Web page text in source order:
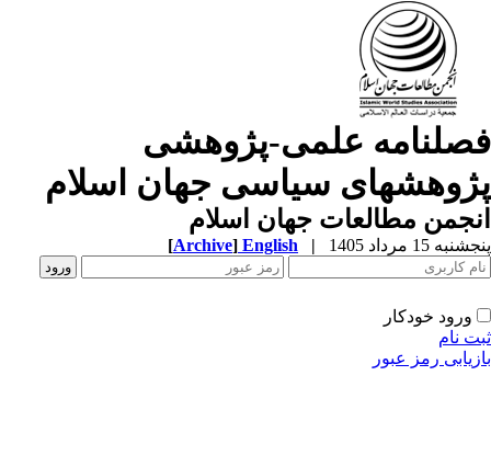
علمی-پژوهشی
سیاسی جهان اسلام
مطالعات جهان اسلام
15 مرداد 1405 |
English
[Archive]
ورود خودکار
نام
رمز عبور